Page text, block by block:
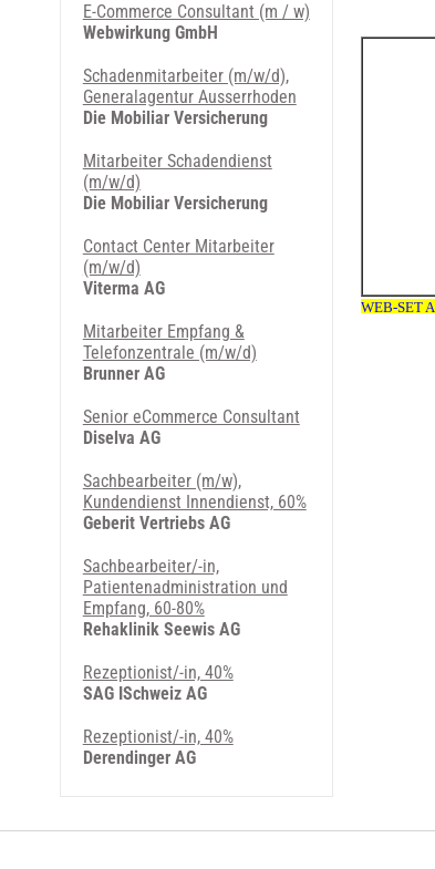
E-Commerce Consultant (m / w)
Webwirkung GmbH
Schadenmitarbeiter (m/w/d),
Generalagentur Ausserrhoden
Die Mobiliar Versicherung
Mitarbeiter Schadendienst
(m/w/d)
Die Mobiliar Versicherung
Contact Center Mitarbeiter
(m/w/d)
Viterma AG
Mitarbeiter Empfang &
Telefonzentrale (m/w/d)
Brunner AG
Senior eCommerce Consultant
Diselva AG
Sachbearbeiter (m/w),
Kundendienst Innendienst, 60%
Geberit Vertriebs AG
Sachbearbeiter/-in,
Patientenadministration und
Empfang, 60-80%
Rehaklinik Seewis AG
Rezeptionist/-in, 40%
SAG ISchweiz AG
Rezeptionist/-in, 40%
Derendinger AG